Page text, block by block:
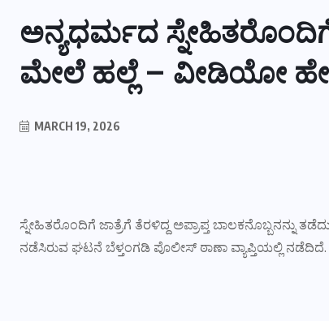
ಅನ್ಯಧರ್ಮದ ಸ್ನೇಹಿತರೊಂದಿಗೆ
ಮೇಲೆ ಹಲ್ಲೆ – ವೀಡಿಯೋ
MARCH 19, 2026
ಸ್ನೇಹಿತರೊಂದಿಗೆ ಜಾತ್ರೆಗೆ ತೆರಳಿದ್ದ ಅಪ್ರಾಪ್ತ
ನಡೆಸಿರುವ ಘಟನೆ ಬೆಳ್ತಂಗಡಿ ಪೊಲೀಸ್ ಠಾಣಾ ವ್ಯಾಪ್ತಿಯಲ್ಲಿ ನಡೆದಿದೆ.